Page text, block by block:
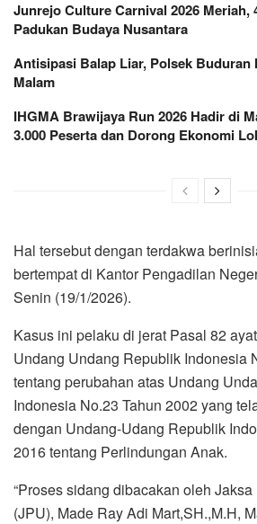
Junrejo Culture Carnival 2026 Meriah,
Padukan Budaya Nusantara
Antisipasi Balap Liar, Polsek Buduran
Malam
IHGMA Brawijaya Run 2026 Hadir di
3.000 Peserta dan Dorong Ekonomi
Hal tersebut dengan terdakwa
bertempat di Kantor Pengadilan
Senin (19/1/2026).
Kasus ini pelaku di jerat Pasal 82
Undang Undang Republik Indonesia
tentang perubahan atas Undang
Indonesia No.23 Tahun 2002 yang
dengan Undang-Udang Republik
2016 tentang Perlindungan Anak.
“Proses sidang dibacakan oleh
(JPU), Made Ray Adi Mart,SH.,M.H,